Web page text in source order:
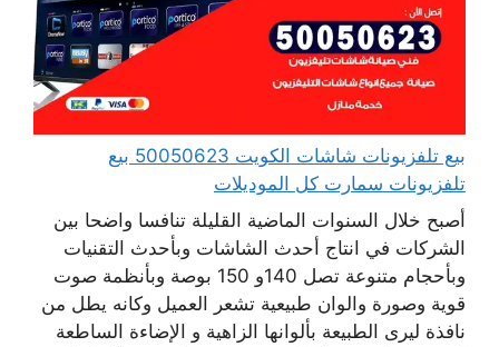
بيع تلفزيونات شاشات الكويت 50050623 بيع
تلفزيونات سمارت كل الموديلات
أصبح خلال السنوات الماضية القليلة تنافسا واضحا بين
الشركات في انتاج أحدث الشاشات وبأحدث التقنيات
وبأحجام متنوعة تصل 140و 150 بوصة وبأنظمة صوت
قوية وصورة والوان طبيعية تشعر العميل وكانه يطل من
نافذة ليرى الطبيعة بألوانها الزاهية و الإضاءة الساطعة